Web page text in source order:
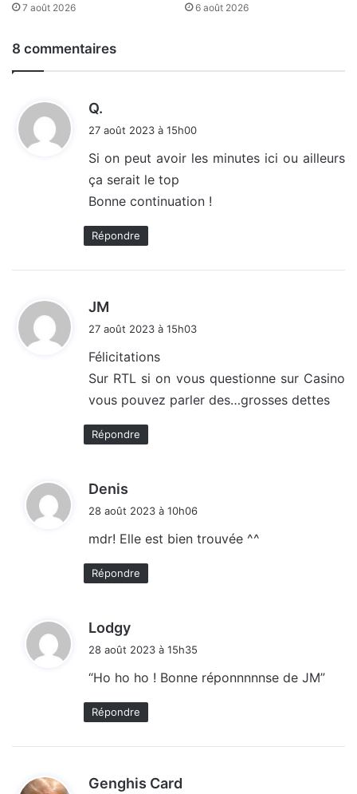
7 août 2026 6 août 2026
8 commentaires
Q.
27 août 2023 à 15h00
Si on peut avoir les minutes ici ou ailleurs
ça serait le top
Bonne continuation !
Répondre
JM
27 août 2023 à 15h03
Félicitations
Sur RTL si on vous questionne sur Casino
vous pouvez parler des…grosses dettes
Répondre
Denis
28 août 2023 à 10h06
mdr! Elle est bien trouvée ^^
Répondre
Lodgy
28 août 2023 à 15h35
“Ho ho ho ! Bonne réponnnnnse de JM”
Répondre
Genghis Card